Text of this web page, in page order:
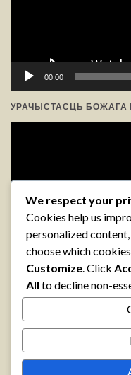
00:00
УРАЧЫСТАСЦЬ БОЖАГА
АРХІВЫ
We respect your
Cookies help us
personalized
choose which
Customize. Click
All to decline non-